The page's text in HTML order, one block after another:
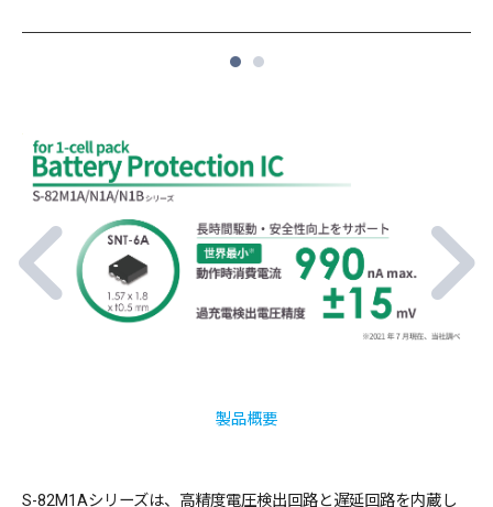
製品概要
S-82M1Aシリーズは、高精度電圧検出回路と遅延回路を内蔵し